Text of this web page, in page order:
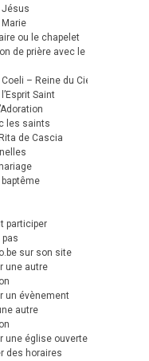
Jésus
Marie
ou le chapelet
de prière avec le
– Reine du Ciel
Saint
les saints
de Cascia
baptême
participer
pas
sur son site
une autre
un évènement
autre
une église ouverte
des horaires